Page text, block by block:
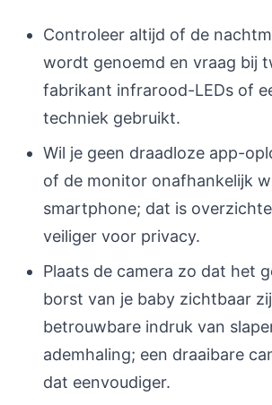
Controleer altijd of de
wordt genoemd en vraag bij
fabrikant infrarood-LEDs of
techniek gebruikt.
Wil je geen draadloze app-
of de monitor onafhankelijk
smartphone; dat is
veiliger voor privacy.
Plaats de camera zo dat het
borst van je baby zichtbaar
betrouwbare indruk van
ademhaling; een draaibare
dat eenvoudiger.